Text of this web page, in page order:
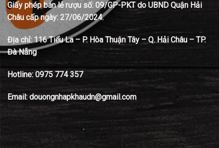
Giấy phép bán lẻ rượu số: 09/GP-PKT do UBND Quận Hải
Châu cấp ngày: 27/06/2024.
Địa chỉ: 116 Tiểu La – P. Hòa Thuận Tây – Q. Hải Châu – TP.
Đà Nẵng
Hotline: 0975 774 357
Email: douongnhapkhaudn@gmail.com